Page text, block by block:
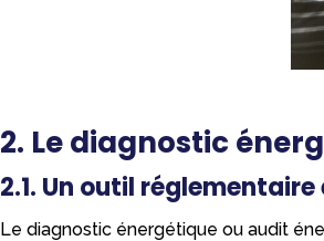
2. Le diagnostic
2.1. Un outil
Le diagnostic énergétique ou audit